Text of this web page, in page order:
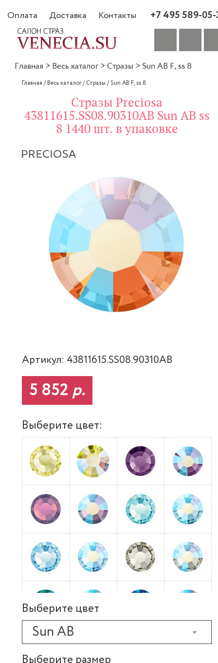
Оплата Доставка Контакты +7 495 589-
Главная > Весь каталог > Стразы > Sun AB F, ss 8
Главная /Весь каталог/Стразы /Sun AB F, ss 8
Стразы Preciosa
43811615.SS08.90310AB Sun AB ss
8 1440 шт. в упаковке
Артикул: 43811615.SS08.90310AB
5 852 р.
Выберите цвет:
Выберите цвет
Sun AB